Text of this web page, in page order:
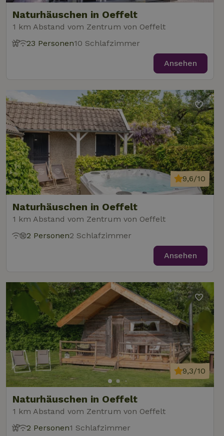
Naturhäuschen in Oeffelt
1 km Abstand vom Zentrum von Oeffelt
23 Personen10 Schlafzimmer
Ansehen
Naturhäuschen in Oeffelt
1 km Abstand vom Zentrum von Oeffelt
9,6/10
2 Personen2 Schlafzimmer
Ansehen
Naturhäuschen in Oeffelt
1 km Abstand vom Zentrum von Oeffelt
9,3/10
2 Personen1 Schlafzimmer